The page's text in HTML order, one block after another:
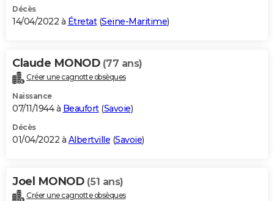
Décès
14/04/2022 à Étretat(Seine-Maritime)
Claude MONOD (77 ans)
Créer une cagnotte obsèques
Naissance
07/11/1944 à Beaufort(Savoie)
Décès
01/04/2022 à Albertville (Savoie)
Joel MONOD (51 ans)
Créer une cagnotte obsèques